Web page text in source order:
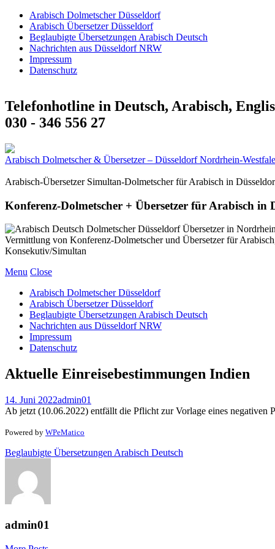
Arabisch Dolmetscher Düsseldorf
Arabisch Übersetzer Düsseldorf
Beglaubigte Übersetzungen Arabisch Deutsch
Nachrichten aus Düsseldorf NRW
Impressum
Datenschutz
Telefonhotline in Deutsch, Arabisch,
030 - 346 556 27
Arabisch Dolmetscher & Übersetzer – Düsseldorf Nordrhein-
Arabisch-Übersetzer Simultan-Dolmetscher für Arabisch in
Konferenz-Dolmetscher + Übersetzer für Arabisch in
Vermittlung von Konferenz-Dolmetscher und Übersetzer für
Konsekutiv/Simultan
Menu Close
Arabisch Dolmetscher Düsseldorf
Arabisch Übersetzer Düsseldorf
Beglaubigte Übersetzungen Arabisch Deutsch
Nachrichten aus Düsseldorf NRW
Impressum
Datenschutz
Aktuelle Einreisebestimmungen Indien
14. Juni 2022admin01
Ab jetzt (10.06.2022) entfällt die Pflicht zur Vorlage eines negativen
Powered by WPeMatico
Beglaubigte Übersetzungen Arabisch Deutsch
admin01